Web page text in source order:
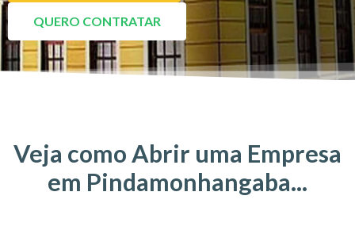
QUERO CONTRATAR
Veja como Abrir uma Empresa
em Pindamonhangaba...